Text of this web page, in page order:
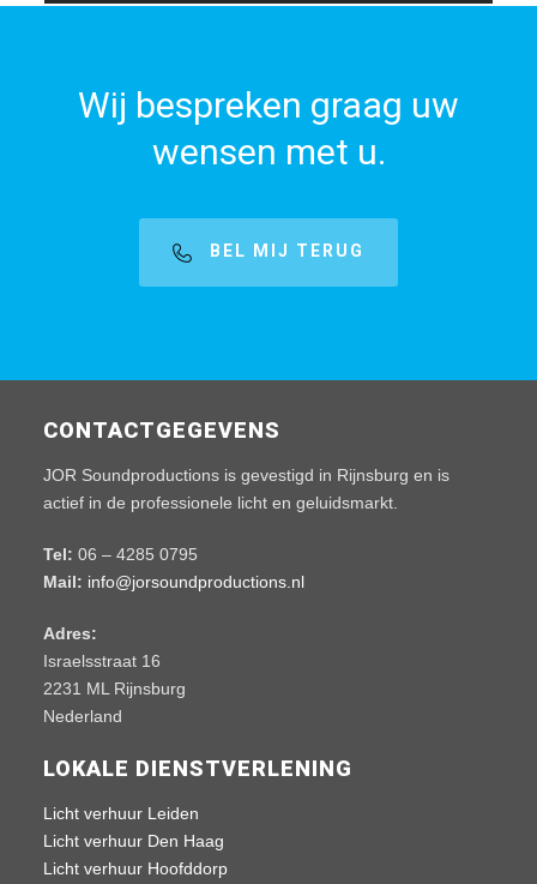
Wij bespreken graag uw
wensen met u.
BEL MIJ TERUG
CONTACTGEGEVENS
JOR Soundproductions is gevestigd in Rijnsburg en is
actief in de professionele licht en geluidsmarkt.
Tel: 06 – 4285 0795
Mail: info@jorsoundproductions.nl
Adres:
Israelsstraat 16
2231 ML Rijnsburg
Nederland
LOKALE DIENSTVERLENING
Licht verhuur Leiden
Licht verhuur Den Haag
Licht verhuur Hoofddorp